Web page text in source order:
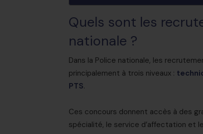
Quels sont les
nationale ?
Dans la Police nationale, les
principalement à trois niveaux :
PTS.
Ces concours donnent accès à des
spécialité, le service d’affectation et